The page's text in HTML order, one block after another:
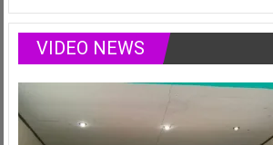
Ajang
Juli
VIDEO NEWS